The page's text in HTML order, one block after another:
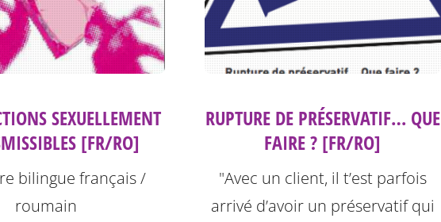
SEXUELLEMENT
[FR/RO]
bilingue français /
roumain
RUPTURE DE PRÉSERVATIF… QUE
FAIRE ? [FR/RO]
"Avec un client, il t’est parfois
arrivé d’avoir un préservatif qui